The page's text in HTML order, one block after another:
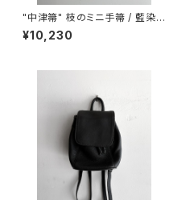
"中津箒" 枝のミニ手箒 / 藍染
め糸 (約53㎝)
¥10,230